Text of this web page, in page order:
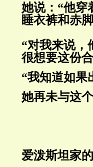
她说：“他穿
睡衣裤和赤
“对我来说，
很想要这份
“我知道如果
她再未与这
爱泼斯坦家